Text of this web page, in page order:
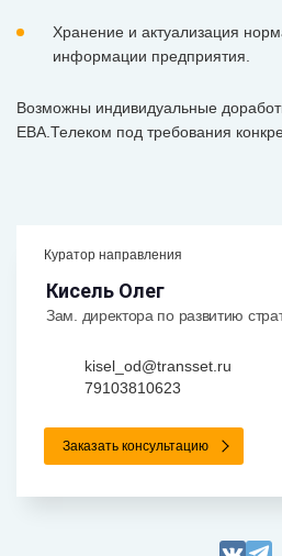
Хранение и актуализация
информации предприятия.
Возможны индивидуальные
ЕВА.Телеком под требования
Куратор направления
Кисель Олег
Зам. директора по развитию
kisel_od@transset.ru
79103810623
Заказать консультацию